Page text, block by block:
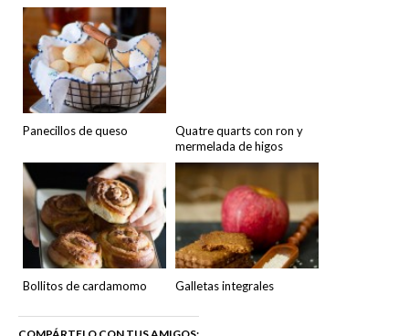
Panecillos de queso
Quatre quarts con ron y
mermelada de higos
Bollitos de cardamomo Galletas integrales